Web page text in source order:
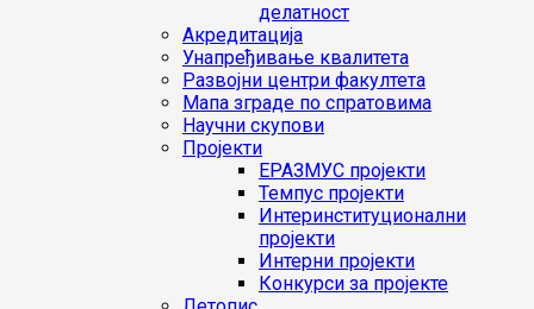
делатност
Акредитација
Унапређивање квалитета
Развојни центри факултета
Мапа зграде по спратовима
Научни скупови
Пројекти
ЕРАЗМУС пројекти
Темпус пројекти
Интеринституционални
пројекти
Интерни пројекти
Конкурси за пројекте